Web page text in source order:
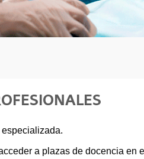
a plazas de docencia en